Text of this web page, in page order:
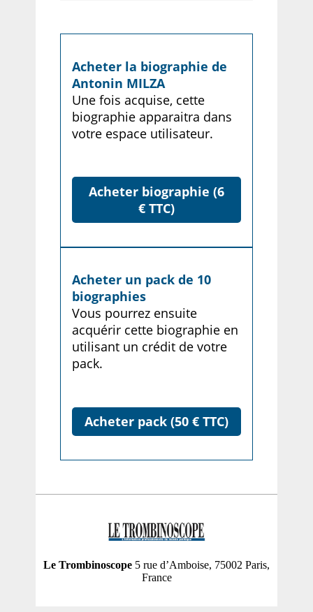
Acheter la biographie de
Antonin MILZA
Une fois acquise, cette
biographie apparaitra dans
votre espace utilisateur.
Acheter biographie (6
€ TTC)
Acheter un pack de 10
biographies
Vous pourrez ensuite
acquérir cette biographie en
utilisant un crédit de votre
pack.
Acheter pack (50 € TTC)
Le Trombinoscope 5 rue d’Amboise, 75002 Paris,
France